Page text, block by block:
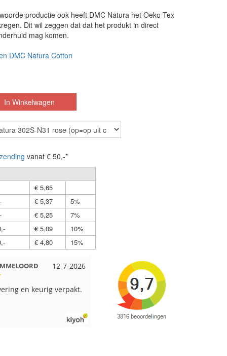
productie ook heeft DMC Natura het Oeko Tex
Dit wil zeggen dat dat het produkt in direct
mag komen.
DMC Natura Cotton
vanaf € 50,-*
€ 5,65
€ 5,37
5%
€ 5,25
7%
€ 5,09
10%
€ 4,80 15%
12-7-2026
verpakt.
12-7-2026
Nell uit Beuningen
Goed verpakt en snelgeleverd